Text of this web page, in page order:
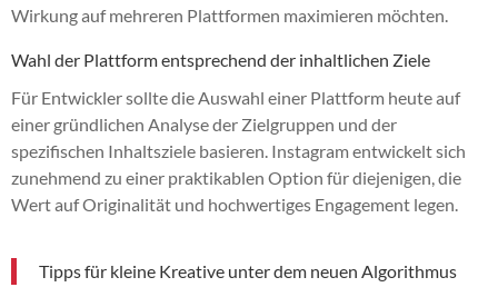
Wirkung auf mehreren Plattformen maximieren möchten.
Wahl der Plattform entsprechend der inhaltlichen Ziele
Für Entwickler sollte die Auswahl einer Plattform heute auf
einer gründlichen Analyse der Zielgruppen und der
spezifischen Inhaltsziele basieren. Instagram entwickelt sich
zunehmend zu einer praktikablen Option für diejenigen, die
Wert auf Originalität und hochwertiges Engagement legen.
Tipps für kleine Kreative unter dem neuen Algorithmus